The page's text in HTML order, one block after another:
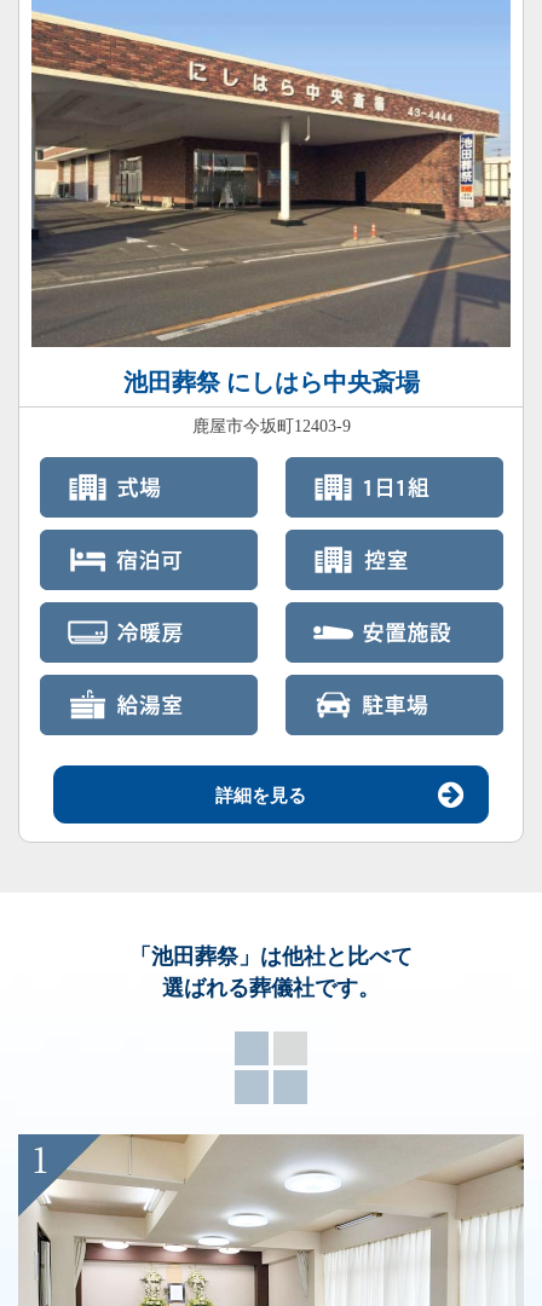
池田葬祭 にしはら中央斎場
鹿屋市今坂町12403-9
詳細を見る
「池田葬祭」 は他社と比べて
選ばれる葬儀社です。